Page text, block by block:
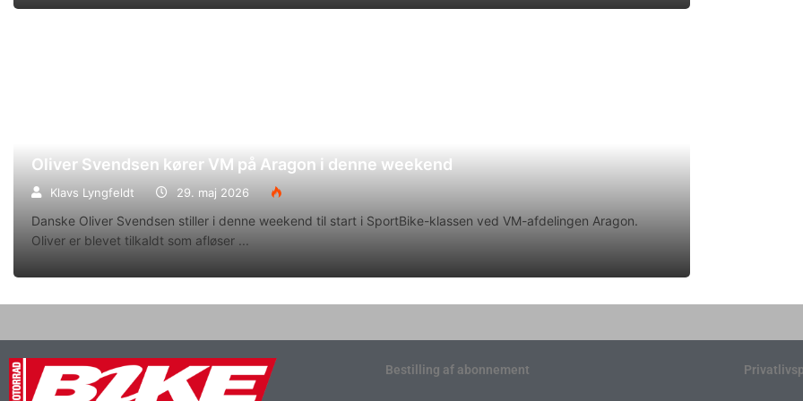
Oliver Svendsen kører VM på Aragon i denne weekend
Klavs Lyngfeldt 29. maj 2026
Danske Oliver Svendsen stiller i denne weekend til start i SportBike-klassen ved VM-afdelingen Aragon.
Oliver er blevet tilkaldt som afløser
Bestilling af abonnement